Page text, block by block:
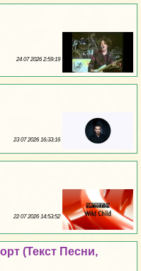
24 07 2026 2:59:19
23 07 2026 16:33:16
22 07 2026 14:53:52
(Текст Песни,